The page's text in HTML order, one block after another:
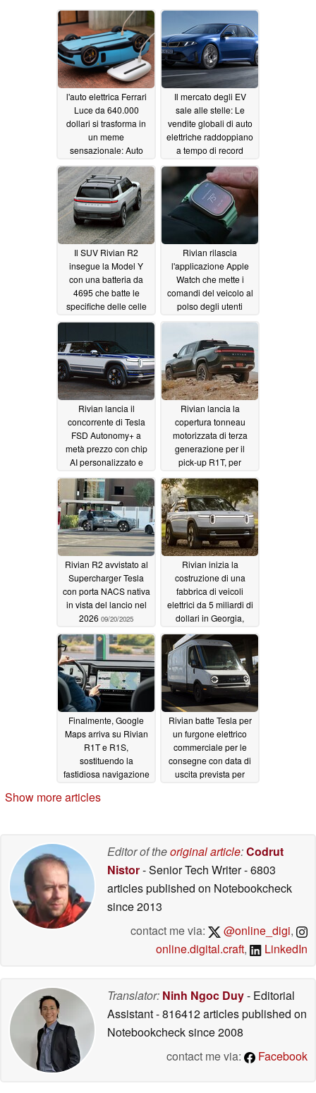
l'auto elettrica Ferrari
Luce da 640.000
dollari si trasforma in
un meme
sensazionale: Auto
inedita Apple o un
mouse magico?
05/27/2026
Il mercato degli EV
sale alle stelle: Le
vendite globali di auto
elettriche raddoppiano
a tempo di record
05/21/2026
Il SUV Rivian R2
insegue la Model Y
con una batteria da
4695 che batte le
specifiche delle celle
da 4680 di Tesla
Rivian rilascia
l'applicazione Apple
Watch che mette i
comandi del veicolo al
polso degli utenti
02/21/2026
Rivian lancia il
concorrente di Tesla
FSD Autonomy+ a
metà prezzo con chip
AI personalizzato e
LiDAR al seguito
12/11/2025
Rivian lancia la
copertura tonneau
motorizzata di terza
generazione per il
pick-up R1T, per
risolvere i problemi di
vecchia data09/20/2025
Rivian R2 avvistato al
Supercharger Tesla
con porta NACS nativa
in vista del lancio nel
2026 09/20/2025
Rivian inizia la
costruzione di una
fabbrica di veicoli
elettrici da 5 miliardi di
dollari in Georgia,
creando 7.500 posti di
lavoro09/15/2025
Finalmente, Google
Maps arriva su Rivian
R1T e R1S,
sostituendo la
fastidiosa navigazione
Rivian batte Tesla per
un furgone elettrico
commerciale per le
consegne con data di
uscita prevista per
Show more articles
Editor of theoriginal article:Codrut
Nistor- Senior Tech Writer- 6803
articles published on Notebookcheck
since 2013
contact me via:
@online_digi,
online.digital.craft, LinkedIn
Translator: Ninh Ngoc Duy- Editorial
Assistant- 816412 articles published on
Notebookchecksince 2008
contact me via:
Facebook